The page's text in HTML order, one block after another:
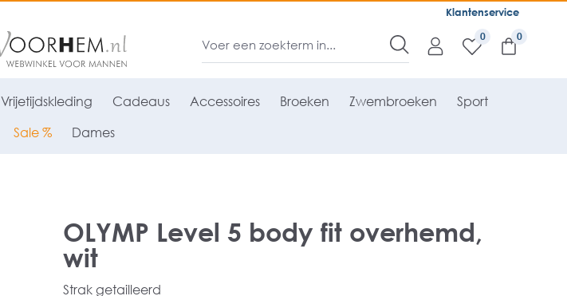
Klantenservice
0
Vrijetijdskleding Cadeaus Accessoires Broeken Zwembroeken Sport
Sale % Dames
OLYMP Level 5 body fit overhemd,
wit
Strak getailleerd